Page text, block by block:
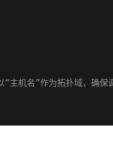
“主机名”作为拓扑域，确保